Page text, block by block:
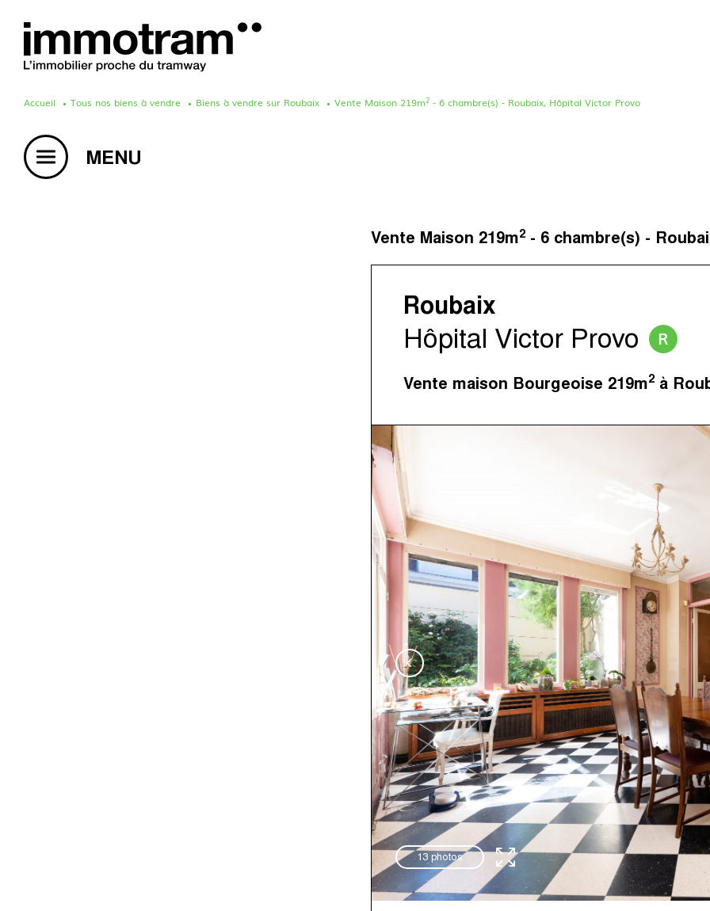
Accueil Tous nos biens à vendre Biens à vendre sur Roubaix Vente Maison 219m2 - 6 chambre(s) - Roubaix, Hôpital Victor Provo
Acheter un bien
Contactez-nous
Immotram Mouvaux
Immotram Roubaix
Vente Maison 219m2- 6 chambre(s) -
Roubaix
Hôpital Victor Provo R
Vente maison Bourgeoise 219m2à
13 photos